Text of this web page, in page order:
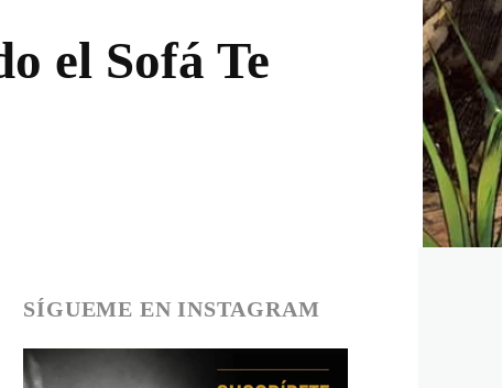
el Sofá Te
SÍGUEME EN INSTAGRAM